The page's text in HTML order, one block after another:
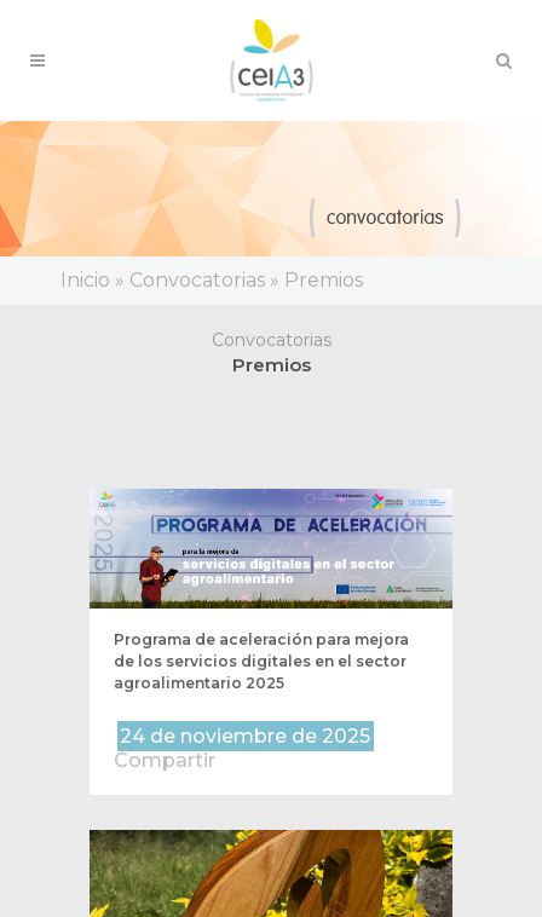
Inicio » Convocatorias » Premios
Convocatorias
Premios
Programa de aceleración para mejora
de los servicios digitales en el sector
agroalimentario 2025
24 de noviembre de 2025
Compartir